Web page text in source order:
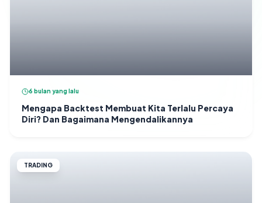
6 bulan yang lalu
Mengapa Backtest Membuat Kita Terlalu Percaya
Diri? Dan Bagaimana Mengendalikannya
TRADING